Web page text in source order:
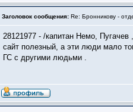
Заголовок сообщения: Re: Бронникову -
28121977 - /капитан Немо, Пугачев
cайт полезный, а эти люди мало
ГС с другими людьми .